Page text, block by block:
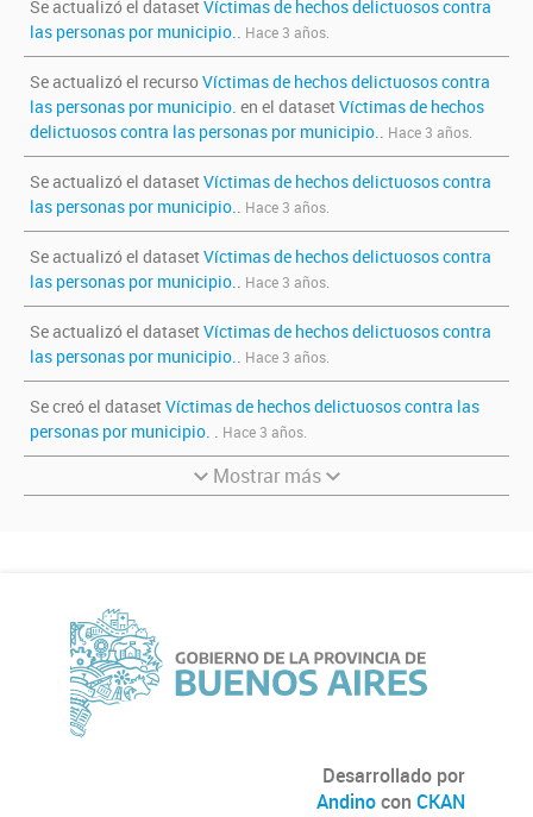
Se actualizó el dataset Víctimas de hechos delictuosos contra
las personas por municipio.. Hace 3 años.
Se actualizó el recursoVíctimas de hechos delictuosos contra
las personas por municipio. en el dataset Víctimas de hechos
delictuosos contra las personas por municipio.. Hace 3 años.
Se actualizó el dataset Víctimas de hechos delictuosos contra
las personas por municipio.. Hace 3 años.
Se actualizó el dataset Víctimas de hechos delictuosos contra
las personas por municipio.. Hace 3 años.
Se actualizó el dataset Víctimas de hechos delictuosos contra
las personas por municipio.. Hace 3 años.
Se creó el dataset Víctimas de hechos delictuosos contra las
personas por municipio. . Hace 3 años.
Mostrar más
Desarrollado por
Andinocon CKAN